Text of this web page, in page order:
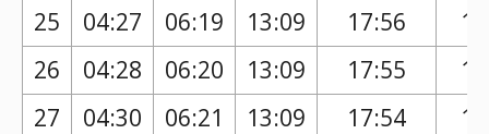
25
04:27 06:19 13:09 17:56
26
04:28 06:20 13:09 17:55
27
04:30 06:21 13:09 17:54